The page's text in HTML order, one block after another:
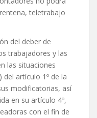
del deber de
trabajadores y las
las situaciones
del artículo 1º de la
modificatorias, así
en su artículo 4º,
con el fin de